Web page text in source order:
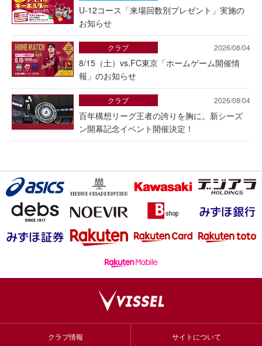
U-12コース「来場回数別プレゼント」実施の
お知らせ
2026/08/04
8/15（土）vs.FC東京「ホームゲーム開催情
報」のお知らせ
クラブ
2026/08/04
百年構想リーグ王者の誇りを胸に。新シーズ
ン開幕記念イベント開催決定！
クラブ
クラブ情報 サイトについて